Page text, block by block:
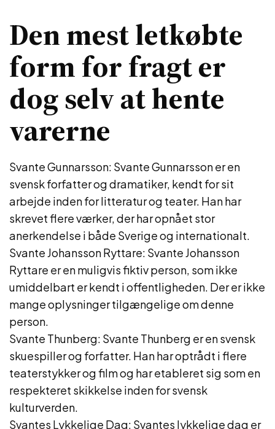
Den mest letkøbte
form for fragt er
dog selv at hente
varerne
Svante Gunnarsson: Svante Gunnarsson er en
svensk forfatter og dramatiker, kendt for sit
arbejde inden for litteratur og teater. Han har
skrevet flere værker, der har opnået stor
anerkendelse i både Sverige og internationalt.
Svante Johansson Ryttare: Svante Johansson
Ryttare er en muligvis fiktiv person, som ikke
umiddelbart er kendt i offentligheden. Der er ikke
mange oplysninger tilgængelige om denne
person.
Svante Thunberg: Svante Thunberg er en svensk
skuespiller og forfatter. Han har optrådt i flere
teaterstykker og film og har etableret sig som en
respekteret skikkelse inden for svensk
kulturverden.
Svantes Lykkelige Dag: Svantes lykkelige dag er